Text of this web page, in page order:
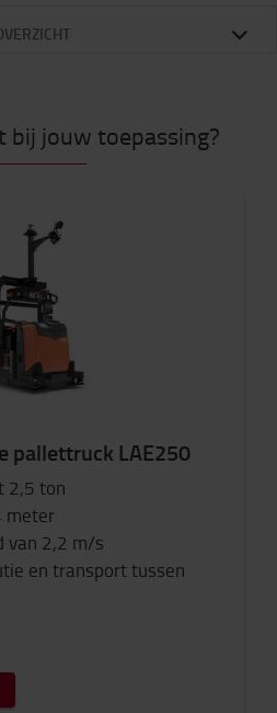
bij jouw toepassing?
pallettruck LAE250
2,5 ton
meter
van 2,2 m/s
en transport tussen